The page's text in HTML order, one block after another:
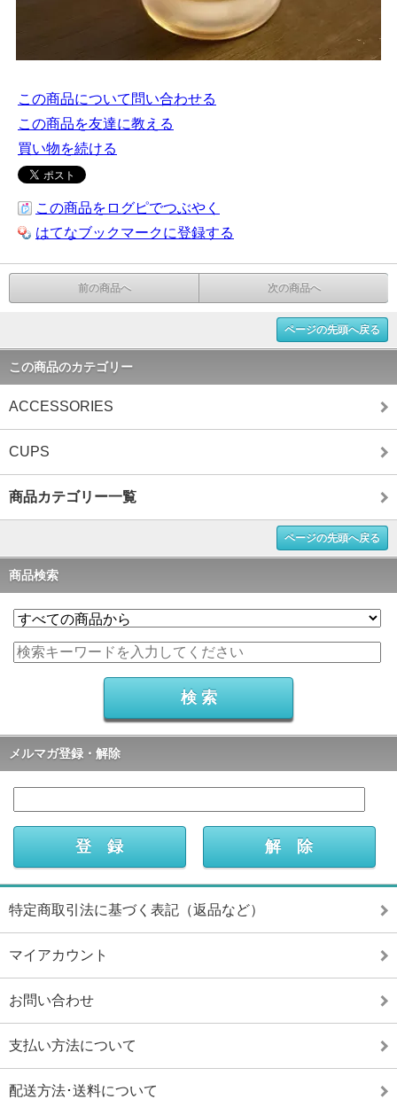
この商品について問い合わせる
この商品を友達に教える
買い物を続ける
この商品をログピでつぶやく
はてなブックマークに登録する
前の商品へ 次の商品へ
ページの先頭へ戻る
この商品のカテゴリー
ACCESSORIES
CUPS
商品カテゴリー一覧
ページの先頭へ戻る
商品検索
メルマガ登録・解除
特定商取引法に基づく表記（返品など）
マイアカウント
お問い合わせ
支払い方法について
配送方法･送料について